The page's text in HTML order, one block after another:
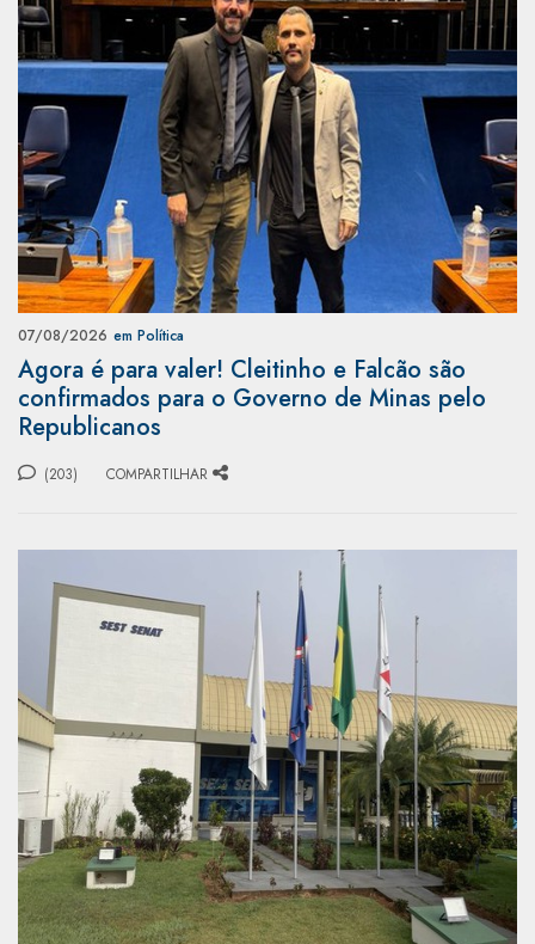
07/08/2026 em Política
Agora é para valer! Cleitinho e Falcão são
confirmados para o Governo de Minas pelo
Republicanos
(203) COMPARTILHAR